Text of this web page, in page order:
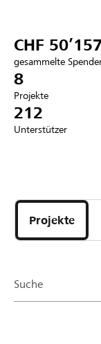
Anmelden
DE FR IT
CHF 50’157
gesammelte
8
Projekte
212
Unterstützer
Projekte
und
Organisationen
Projekte
Suche